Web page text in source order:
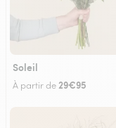
Soleil
À partir de29€95